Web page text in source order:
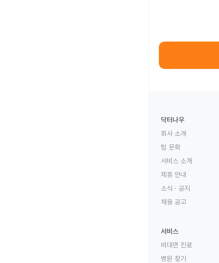
닥터나우
회사 소개
팀 문화
서비스 소개
제휴 안내
소식 · 공지
채용 공고
서비스
비대면 진료
병원 찾기